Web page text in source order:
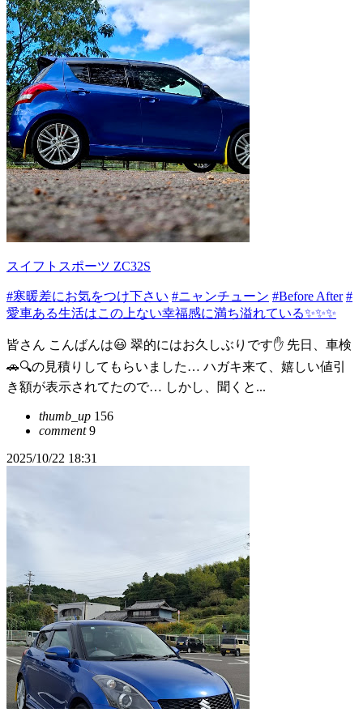
スイフトスポーツ ZC32S
#寒暖差にお気をつけ下さい #ニャンチューン #Before After #
愛車ある生活はこの上ない幸福感に満ち溢れている✨✨✨
皆さん こんばんは😃 翠的にはお久しぶりです✋ 先日、車検
🚗🔍️の見積りしてもらいました… ハガキ来て、嬉しい値引
き額が表示されてたので… しかし、聞くと...
thumb_up 156
comment9
2025/10/22 18:31